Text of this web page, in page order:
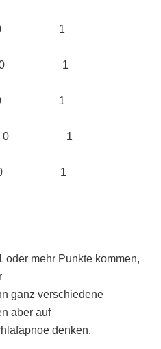
im Auto 0 1
mittags 0 1
0 1
Essen 0 1
Rotlicht 0 1
oder mehr Punkte kommen,
ganz verschiedene
aber auf
denken.